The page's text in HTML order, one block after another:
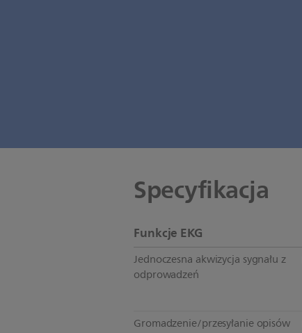
Specyfikacja
Funkcje EKG
Jednoczesna akwizycja sygnału z
odprowadzeń
Gromadzenie/przesyłanie opisów